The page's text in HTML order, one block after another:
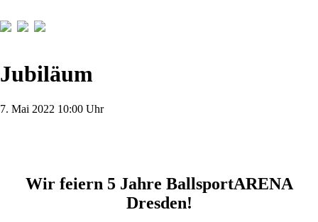
Jubiläum
7. Mai 2022 10:00 Uhr
Wir feiern 5 Jahre BallsportARENA
Dresden!